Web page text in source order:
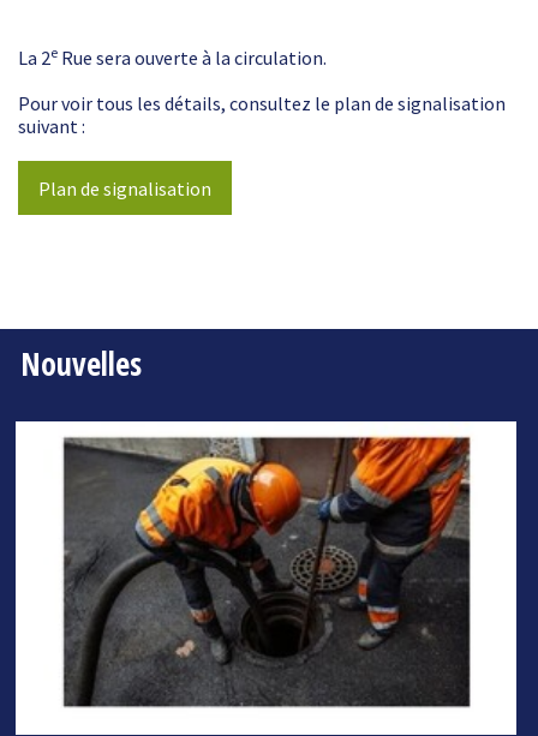
La 2e Rue sera ouverte à la circulation.
Pour voir tous les détails, consultez le plan de signalisation
suivant :
Plan de signalisation
Nouvelles